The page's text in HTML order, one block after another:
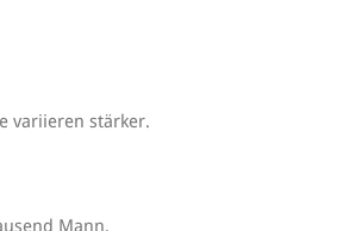
variieren stärker.
Mann,